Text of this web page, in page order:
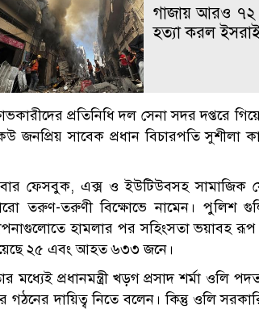
গাজায় আরও ৭২
হত্যা করল
প্রতিনিধি দল সেনা সদর দপ্তরে
জনপ্রিয় সাবেক প্রধান বিচারপতি সুশীলা
ফেসবুক, এক্স ও ইউটিউবসহ সামাজিক
তরুণ-তরুণী বিক্ষোভে নামেন। পুলিশ
হামলার পর সহিংসতা ভয়াবহ রূপ
২৫ এবং আহত ৬৩৩ জনে।
মধ্যেই প্রধানমন্ত্রী খড়গ প্রসাদ শর্মা ওলি
গঠনের দায়িত্ব নিতে বলেন। কিন্তু ওলি